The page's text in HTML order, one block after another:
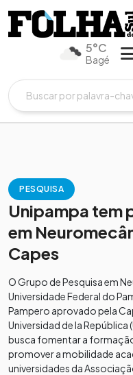
5°C
Bagé
PESQUISA
Unipampa tem
em
Capes
O Grupo de Pesquisa em
Universidade Federal do
Pampero aprovado pela
Universidad de la
busca fomentar a
promover a mobilidade
universidades da